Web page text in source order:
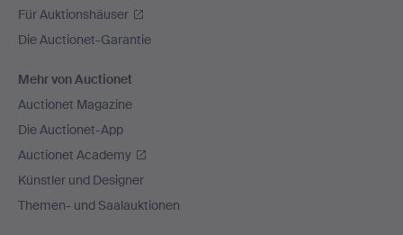
Für Auktionshäuser
Die Auctionet-Garantie
Mehr von Auctionet
Auctionet Magazine
Die Auctionet-App
Auctionet Academy
Künstler und Designer
Themen- und Saalauktionen